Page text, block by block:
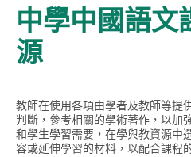
中學中國語文
源
教師在使用各項由學者及教師等提
判斷，參考相關的學術著作，以加
和學生學習需要，在學與教資源中
容或延伸學習的材料，以配合課程